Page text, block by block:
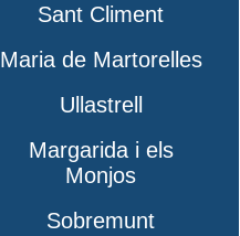
Sant Climent
Maria de Martorelles
Ullastrell
Margarida i els
Monjos
Sobremunt